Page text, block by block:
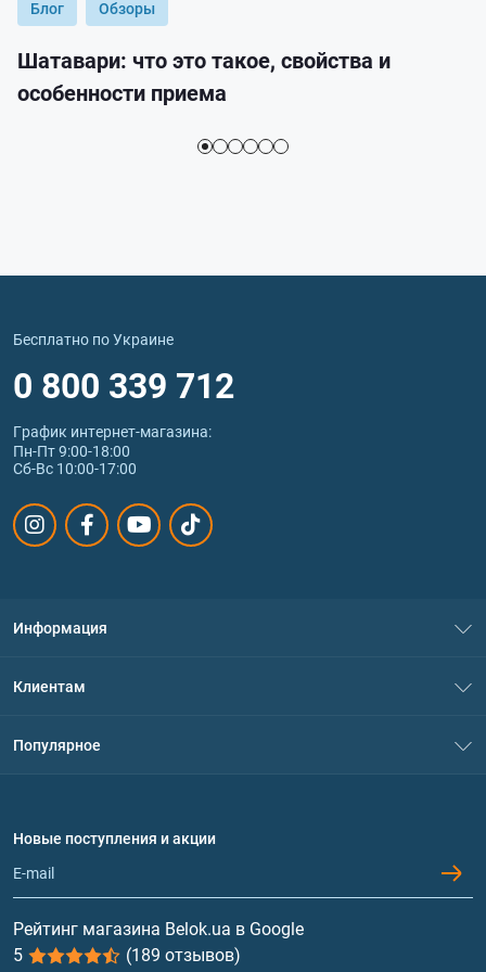
Блог Обзоры
Шатавари: что это такое, свойства и
особенности приема
Бесплатно по Украине
0 800 339 712
График интернет‑магазина:
Пн-Пт 9:00-18:00
Сб-Вс 10:00-17:00
Информация
Политика конфиденциальности
Обмен и возврат
Клиентам
Популярное
Протеин
Гейнеры
Витамины и минералы
Рыбий жир, жирные кислоты
Новые поступления и акции
Рейтинг магазина Belok.ua в Google
5
(189 отзывов)